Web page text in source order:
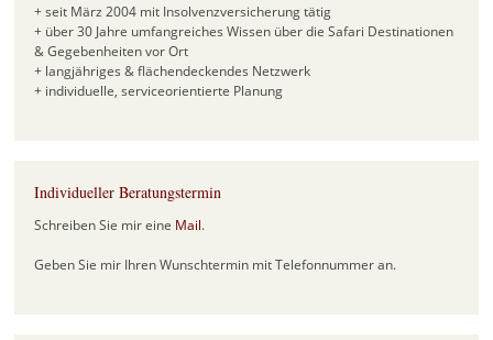
+ seit März 2004 mit Insolvenzversicherung tätig
+ über 30 Jahre umfangreiches Wissen über die Safari Destinationen
& Gegebenheiten vor Ort
+ langjähriges & flächendeckendes Netzwerk
+ individuelle, serviceorientierte Planung
Individueller Beratungstermin
Schreiben Sie mir eine Mail.
Geben Sie mir Ihren Wunschtermin mit Telefonnummer an.